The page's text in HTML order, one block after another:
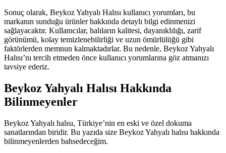
Sonuç olarak, Beykoz Yahyalı Halısı kullanıcı yorumları, bu
markanın sunduğu ürünler hakkında detaylı bilgi edinmenizi
sağlayacaktır. Kullanıcılar, halıların kalitesi, dayanıklılığı, zarif
görünümü, kolay temizlenebilirliği ve uzun ömürlülüğü gibi
faktörlerden memnun kalmaktadırlar. Bu nedenle, Beykoz Yahyalı
Halısı’nı tercih etmeden önce kullanıcı yorumlarına göz atmanızı
tavsiye ederiz.
Beykoz Yahyalı Halısı Hakkında
Bilinmeyenler
Beykoz Yahyalı halısı, Türkiye’nin en eski ve özel dokuma
sanatlarından biridir. Bu yazıda size Beykoz Yahyalı halısı hakkında
bilinmeyenlerden bahsedeceğim.